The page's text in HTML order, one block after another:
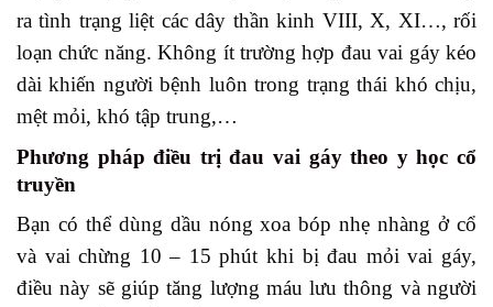
ra tình trạng liệt các dây thần kinh VIII, X, XI…, rối
loạn chức năng. Không ít trường hợp đau vai gáy kéo
dài khiến người bệnh luôn trong trạng thái khó chịu,
mệt mỏi, khó tập trung,…
Phương pháp điều trị đau vai gáy theo y học cổ
truyền
Bạn có thể dùng dầu nóng xoa bóp nhẹ nhàng ở cổ
và vai chừng 10 – 15 phút khi bị đau mỏi vai gáy,
điều này sẽ giúp tăng lượng máu lưu thông và người